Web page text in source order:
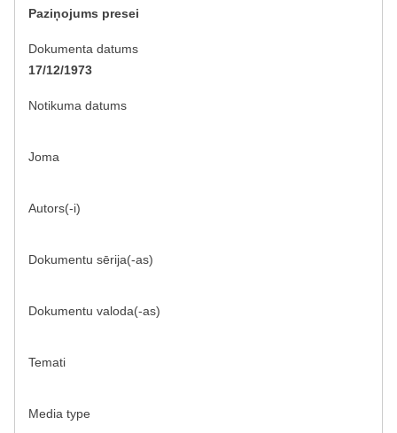
Paziņojums presei
Dokumenta datums
17/12/1973
Notikuma datums
Joma
Autors(-i)
Dokumentu sērija(-as)
Dokumentu valoda(-as)
Temati
Media type